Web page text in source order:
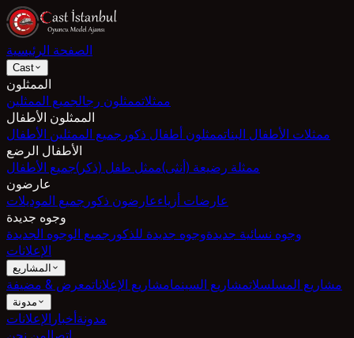
الصفحة الرئيسية
Cast
الممثلون
ممثلاتممثلون رجالجميع الممثلين
الممثلون الأطفال
ممثلات الأطفال البناتممثلون أطفال ذكور جميع الممثلين الأطفال
الأطفال الرضع
ممثلة رضيعة (أنثى)ممثل طفل (ذكر)جميع الأطفال
عارضون
عارضات أزياءعارضون ذكور جميع الموديلات
وجوه جديدة
وجوه نسائية جديدةوجوه جديدة للذكور جميع الوجوه الجديدة
الإعلانات
المشاريع
مشاريع المسلسلاتمشاريع السينمامشاريع الإعلاناتمعرض & مضيفة
مدونة
مدونةأخبار الإعلانات